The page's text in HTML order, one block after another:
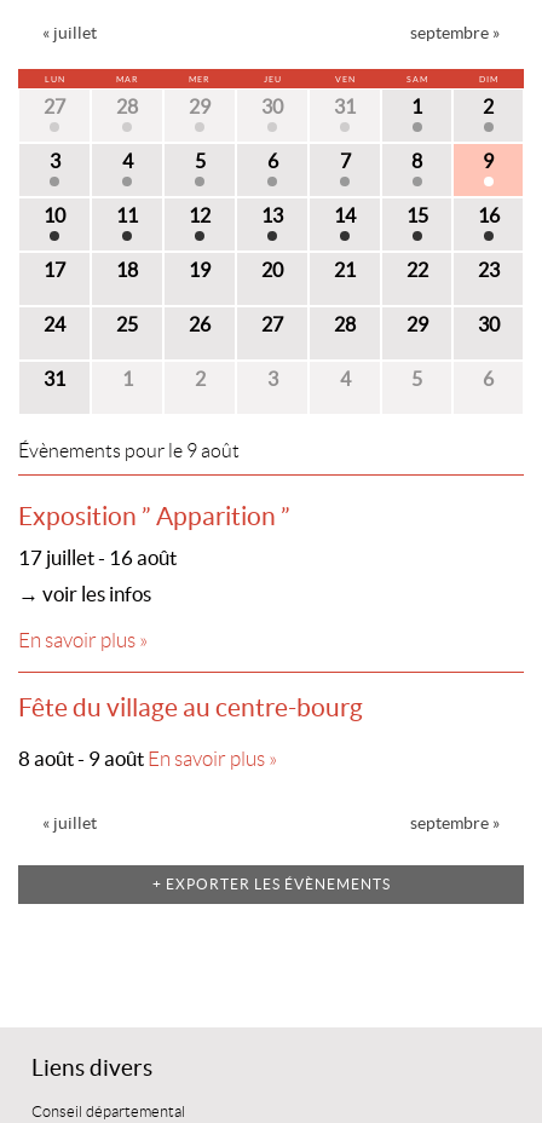
Navigation
Calendrier
mensuel
« juillet septembre »
LUN MAR MER JEU VEN SAM DIM
27 28 29 30 31 1 2
3 4 5 6 7 8 9
10 11 12 13 14 15 16
17 18 19 20 21 22 23
24 25 26 27 28 29 30
31 1 2 3 4 5 6
Évènements pour le 9 août
Exposition ” Apparition ”
17 juillet - 16 août
→ voir les infos
En savoir plus »
Fête du village au centre-bourg
8 août - 9 août En savoir plus »
Navigation
Calendrier
« juillet septembre »
+ EXPORTER LES ÉVÈNEMENTS
Liens divers
Conseil départemental